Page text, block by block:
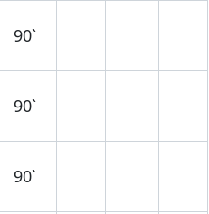
90`
90`
90`